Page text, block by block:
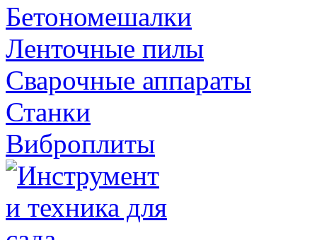
Бетономешалки
Ленточные пилы
Сварочные аппараты
Станки
Виброплиты